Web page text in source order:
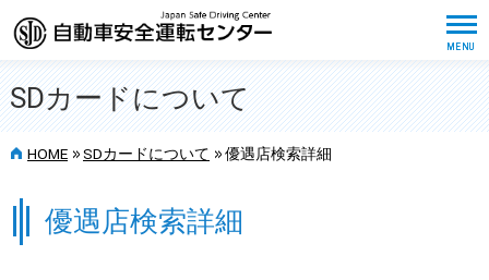
SDカードについて
HOME >> SDカードについて >> 優遇店検索詳細
優遇店検索詳細